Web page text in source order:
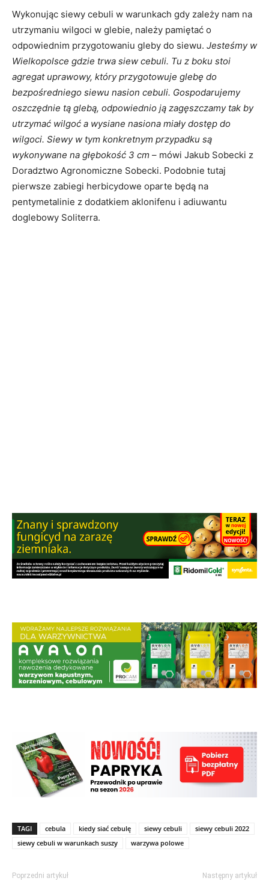
Wykonując siewy cebuli w warunkach gdy zależy nam na
utrzymaniu wilgoci w glebie, należy pamiętać o
odpowiednim przygotowaniu gleby do siewu. Jesteśmy w
Wielkopolsce gdzie trwa siew cebuli. Tu z boku stoi
agregat uprawowy, który przygotowuje glebę do
bezpośredniego siewu nasion cebuli. Gospodarujemy
oszczędnie tą glebą, odpowiednio ją zagęszczamy tak by
utrzymać wilgoć a wysiane nasiona miały dostęp do
wilgoci. Siewy w tym konkretnym przypadku są
wykonywane na głębokość 3 cm – mówi Jakub Sobecki z
Doradztwo Agronomiczne Sobecki. Podobnie tutaj
pierwsze zabiegi herbicydowe oparte będą na
pentymetalinie z dodatkiem aklonifenu i adiuwantu
doglebowy Soliterra.
TAGI cebula kiedy siać cebulę siewy cebuli
siewy cebuli 2022
siewy cebuli w warunkach suszy
warzywa polowe
Poprzedni artykuł Następny artykuł